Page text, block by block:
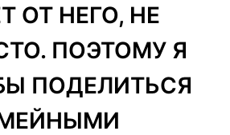
ОТ НЕГО, НЕ
ПОЭТОМУ Я
ПОДЕЛИТЬСЯ